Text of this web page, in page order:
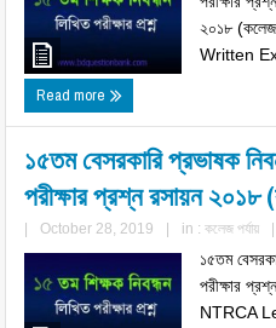
২০১৮
Written
Read more
১৫তম বেসরকারি প্রভাষক
পরীক্ষার প্রশ্ন রসায়ন ২০১৮
October 28, 2019 in :কলেজ পর্যায়
১৫তম
পরীক্ষার
NTRCA